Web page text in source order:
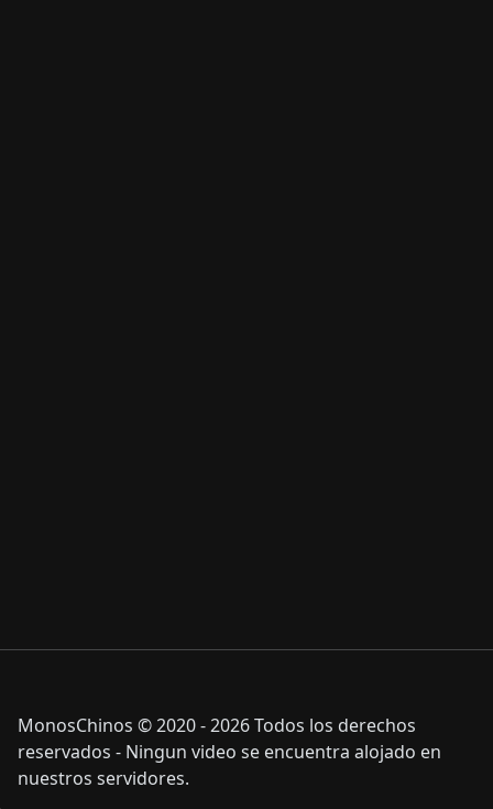
MonosChinos © 2020 - 2026 Todos los derechos
reservados - Ningun video se encuentra alojado en
nuestros servidores.